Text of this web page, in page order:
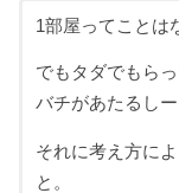
1部屋ってことは
でもタダでもら
バチがあたるしー
それに考え方に
と。